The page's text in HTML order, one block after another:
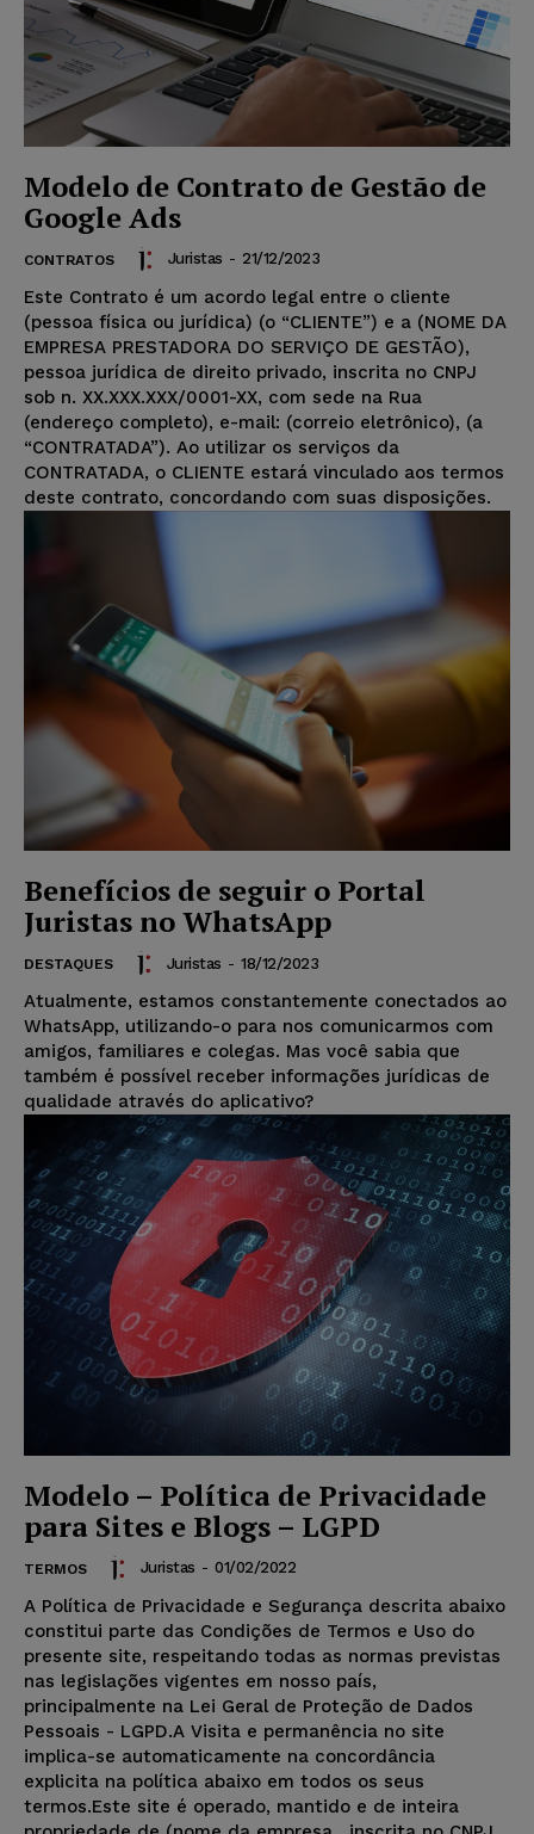
Modelo de Contrato de Gestão de
Google Ads
CONTRATOS Juristas - 21/12/2023
Este Contrato é um acordo legal entre o cliente
(pessoa física ou jurídica) (o “CLIENTE”) e a (NOME DA
EMPRESA PRESTADORA DO SERVIÇO DE GESTÃO),
pessoa jurídica de direito privado, inscrita no CNPJ
sob n. XX.XXX.XXX/0001-XX, com sede na Rua
(endereço completo), e-mail: (correio eletrônico), (a
“CONTRATADA”). Ao utilizar os serviços da
CONTRATADA, o CLIENTE estará vinculado aos termos
deste contrato, concordando com suas disposições.
Benefícios de seguir o Portal
Juristas no WhatsApp
DESTAQUES Juristas - 18/12/2023
Atualmente, estamos constantemente conectados ao
WhatsApp, utilizando-o para nos comunicarmos com
amigos, familiares e colegas. Mas você sabia que
também é possível receber informações jurídicas de
qualidade através do aplicativo?
Modelo – Política de Privacidade
para Sites e Blogs – LGPD
TERMOS Juristas - 01/02/2022
A Política de Privacidade e Segurança descrita abaixo
constitui parte das Condições de Termos e Uso do
presente site, respeitando todas as normas previstas
nas legislações vigentes em nosso país,
principalmente na Lei Geral de Proteção de Dados
Pessoais - LGPD.A Visita e permanência no site
implica-se automaticamente na concordância
explicita na política abaixo em todos os seus
termos.Este site é operado, mantido e de inteira